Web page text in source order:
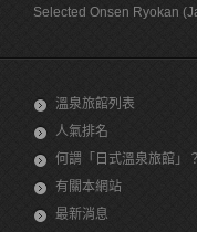
Selected Onsen Ryokan
溫泉旅館列表
人氣排名
何謂「日式溫泉旅館」？
有關本網站
最新消息